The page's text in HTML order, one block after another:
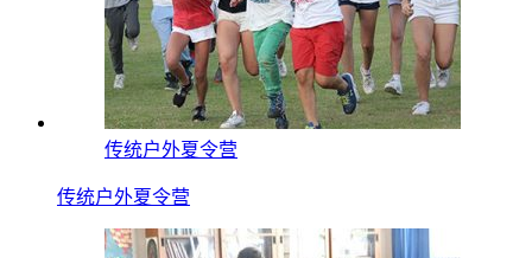
传统户外夏令营
传统户外夏令营